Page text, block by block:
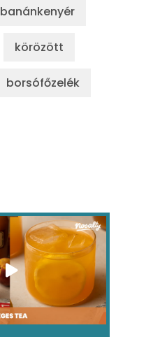
körözött
borsófőzelék